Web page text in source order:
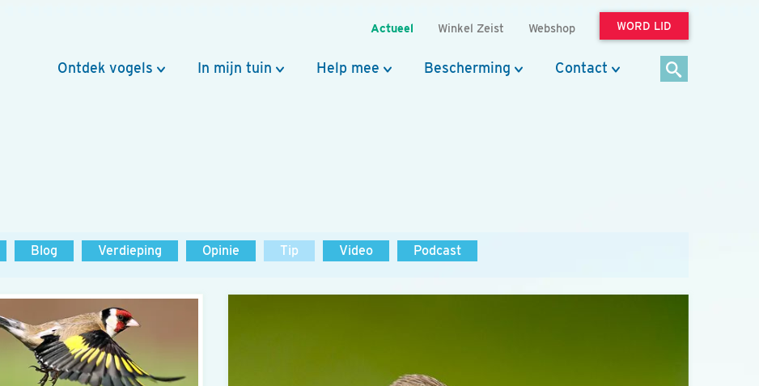
Actueel Winkel Zeist Webshop WORD LID
Ontdek vogels In mijn tuin Help mee Bescherming Contact
Blog Verdieping Opinie Tip Video Podcast